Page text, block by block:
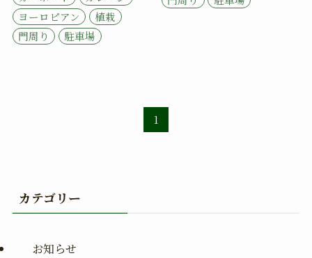
ヨーロピアン
植栽
門周り
駐車場
1
カテゴリー
お知らせ